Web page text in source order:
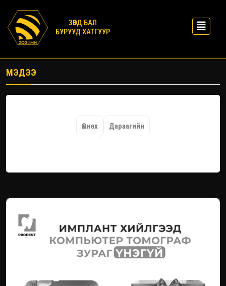
ЗӨВД БАЛ
БУРУУД ХАТГУУР
МЭДЭЭ
Өмнөх Дараагийн